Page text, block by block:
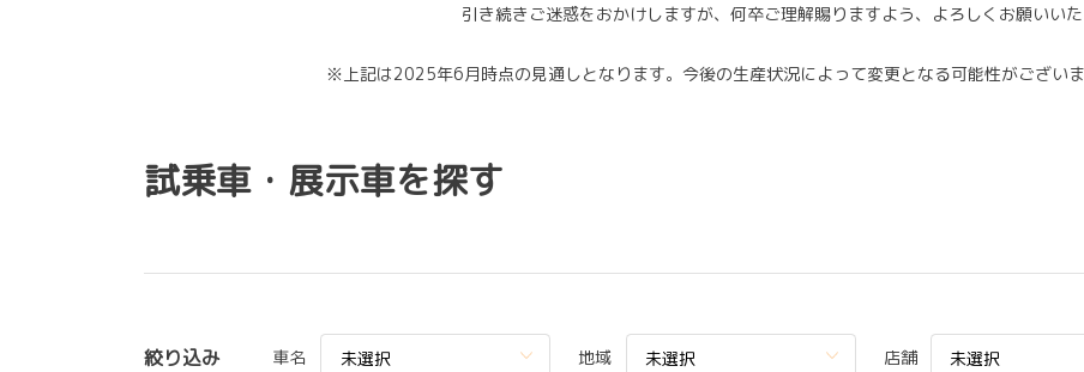
引き続きご迷惑をおかけしますが、何卒ご理解賜りますよう、よろしくお願いいた
※上記は2025年6月時点の見通しとなります。今後の生産状況によって変更となる可能性がございま
試乗車・展示車を探す
絞り込み 車名 未選択 地域 未選択 店舗 未選択